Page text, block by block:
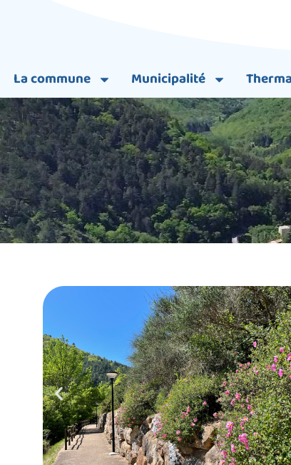
La commune Municipalité